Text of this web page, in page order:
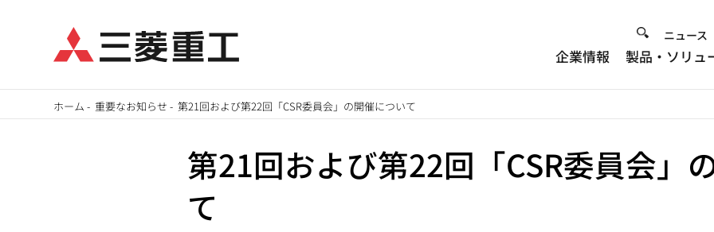
イ
ニュース
企業情報 製品・ソリュ
ホーム -重要なお知らせ -第21回および第22回「CSR委員会」の開催について
第21回および第22回「CSR委員会」
て